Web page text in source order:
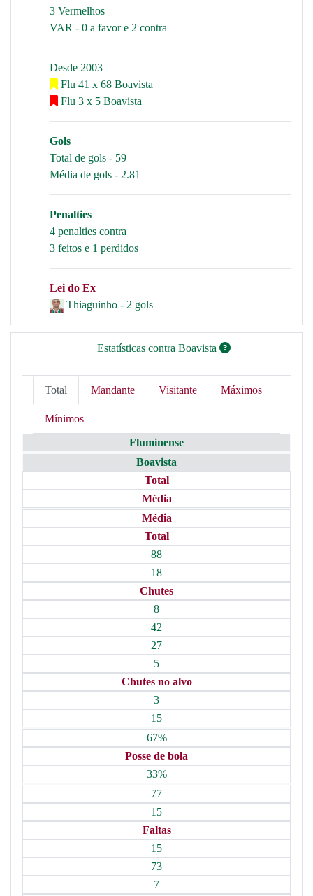
3 Vermelhos
VAR - 0 a favor e 2 contra
Desde 2003
Flu 41 x 68 Boavista
Flu 3 x 5 Boavista
Gols
Total de gols - 59
Média de gols - 2.81
Penalties
4 penalties contra
3 feitos e 1 perdidos
Lei do Ex
Thiaguinho - 2 gols
Estatísticas contra Boavista
Total Mandante Visitante Máximos
Mínimos
Fluminense
Boavista
Total
Média
Média
Total
88
18
Chutes
8
42
27
5
Chutes no alvo
3
15
67%
Posse de bola
33%
77
15
Faltas
15
73
7